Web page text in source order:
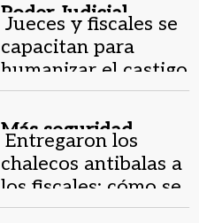
Poder Judicial.
Jueces y fiscales se
capacitan para
humanizar el castigo
a jóvenes que
Más seguridad.
Entregaron los
chalecos antibalas a
los fiscales: cómo se
usarán